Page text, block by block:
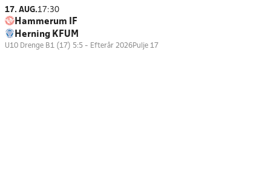
17. AUG.17:30
Hammerum IF
Herning KFUM
U10 Drenge B1 (17) 5:5 - Efterår 2026Pulje 17